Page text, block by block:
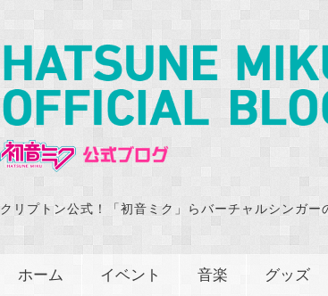
クリプトン公式！「初音ミク」らバーチャルシンガー
ホーム イベント 音楽 グッズ